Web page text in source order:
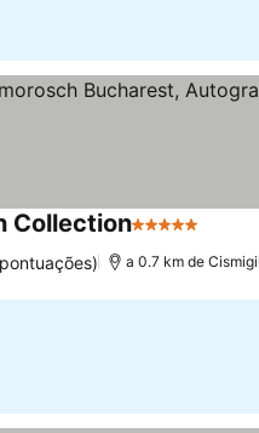
Collection5 Estrelas
a 0.7 km de